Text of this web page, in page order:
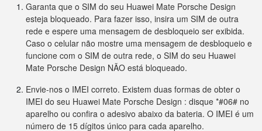
Garanta que o SIM do seu Huawei Mate Porsche Design
esteja bloqueado. Para fazer isso, insira um SIM de outra
rede e espere uma mensagem de desbloqueio ser exibida.
Caso o celular não mostre uma mensagem de desbloqueio e
funcione com o SIM de outra rede, o SIM do seu Huawei
Mate Porsche Design NÃO está bloqueado.
Envie-nos o IMEI correto. Existem duas formas de obter o
IMEI do seu Huawei Mate Porsche Design : disque *#06# no
aparelho ou confira o adesivo abaixo da bateria. O IMEI é um
número de 15 dígitos único para cada aparelho.